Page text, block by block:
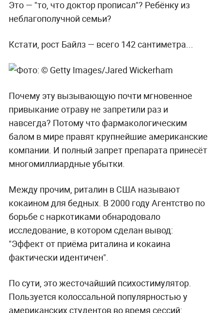
Это — "то, что доктор прописал"? Ребёнку из
неблагополучной семьи?
Кстати, рост Байлз — всего 142 сантиметра...
Почему эту вызывающую почти мгновенное
привыкание отраву не запретили раз и
навсегда? Потому что фармакологическим
балом в мире правят крупнейшие американские
компании. И полный запрет препарата принесёт
многомиллиардные убытки.
Между прочим, риталин в США называют
кокаином для бедных. В 2000 году Агентство по
борьбе с наркотиками обнародовало
исследование, в котором сделан вывод:
"Эффект от приёма риталина и кокаина
фактически идентичен".
По сути, это жесточайший психостимулятор.
Пользуется колоссальной популярностью у
американских студентов во время сессий: